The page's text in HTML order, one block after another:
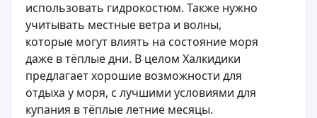
использовать гидрокостюм. Также нужно
учитывать местные ветра и волны,
которые могут влиять на состояние моря
даже в тёплые дни. В целом Халкидики
предлагает хорошие возможности для
отдыха у моря, с лучшими условиями для
купания в тёплые летние месяцы.